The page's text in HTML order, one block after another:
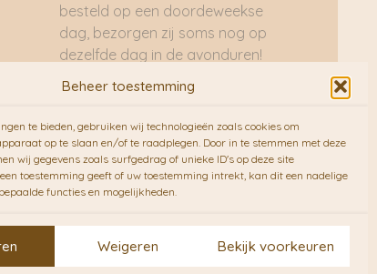
Beheer toestemming
te bieden, gebruiken wij technologieën zoals cookies om
op te slaan en/of te raadplegen. Door in te stemmen met deze
wij gegevens zoals surfgedrag of unieke ID's op deze site
toestemming geeft of uw toestemming intrekt, kan dit een nadelige
functies en mogelijkheden.
Weigeren Bekijk voorkeuren
besteld op een doordeweekse
dag, bezorgen zij soms nog op
dezelfde dag in de avonduren!
Brievenbuspakjes de volgende
dag. En waar mogelijk ook echt
op de fiets!!